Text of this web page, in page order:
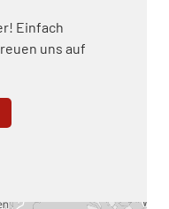
Einfach
uns auf